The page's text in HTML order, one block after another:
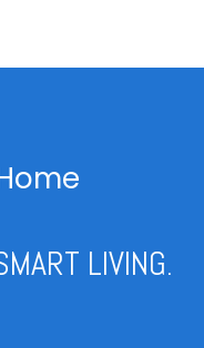
LIVING.